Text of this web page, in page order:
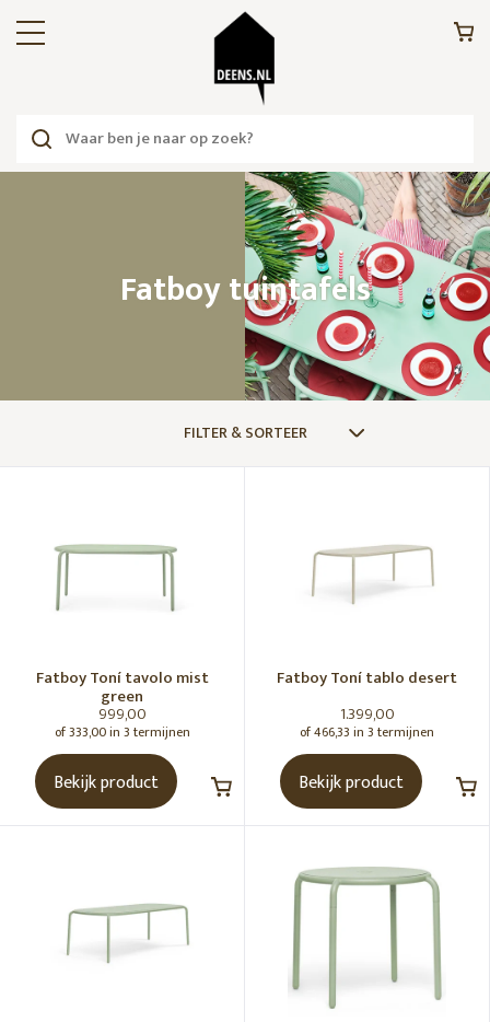
Fatboy tuintafels
FILTER & SORTEER
Zitzakken
Original zitzak
Floatzak
Hangmatten
Headdemock
Headdemock superb
Headdemock superb incl. kussen
Headdemock superb Deluxe incl. kussen
Headdemock kussen
Headdemock Superb kussen
Fatboy Toní­ tavolo mist
green
999,00
of 333,00 in 3 termijnen
Bekijk product
Fatboy Toní­ tablo desert
1.399,00
of 466,33 in 3 termijnen
Bekijk product